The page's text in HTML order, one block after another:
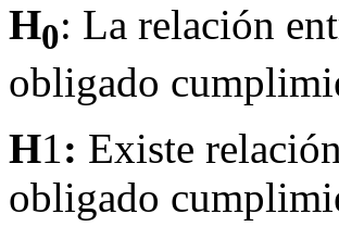
H0: La relación
obligado
H1: Existe
obligado